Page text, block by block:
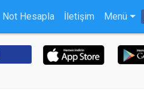
Not Hesapla İletişim Menü